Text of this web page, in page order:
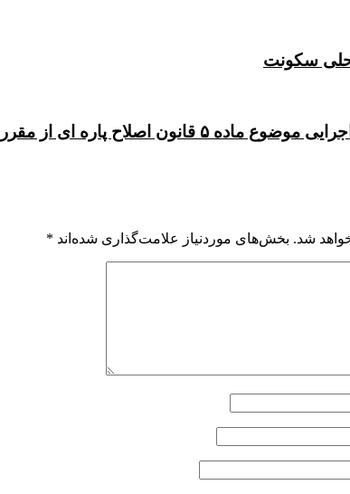
سکونت
اصلاح پاره ای از مقررات ثبت
شد. بخش‌های موردنیاز علامت‌گذاری شده‌اند *